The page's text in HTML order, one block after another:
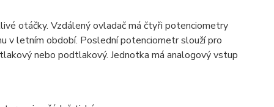
otáčky. Vzdálený ovladač má čtyři potenciometry
v letním období. Poslední potenciometr slouží pro
nebo podtlakový. Jednotka má analogový vstup